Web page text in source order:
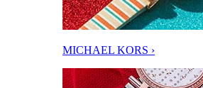
MICHAEL KORS ›